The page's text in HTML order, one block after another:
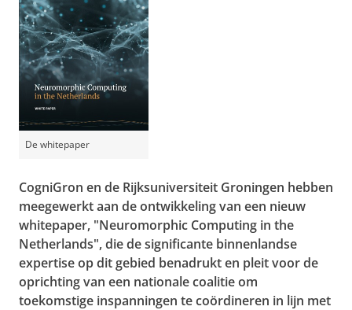
De whitepaper
CogniGron en de Rijksuniversiteit Groningen hebben
meegewerkt aan de ontwikkeling van een nieuw
whitepaper, "Neuromorphic Computing in the
Netherlands", die de significante binnenlandse
expertise op dit gebied benadrukt en pleit voor de
oprichting van een nationale coalitie om
toekomstige inspanningen te coördineren in lijn met